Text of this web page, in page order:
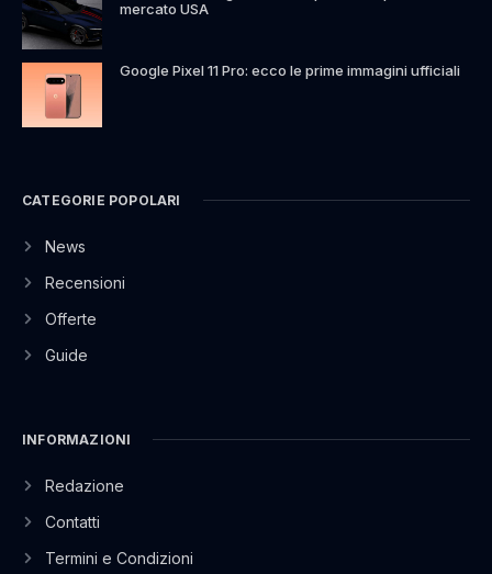
mercato USA
Google Pixel 11 Pro: ecco le prime immagini ufficiali
CATEGORIE POPOLARI
News
Recensioni
Offerte
Guide
INFORMAZIONI
Redazione
Contatti
Termini e Condizioni